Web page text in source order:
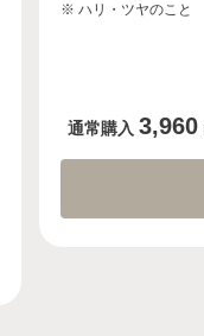
※ ハリ・ツヤのこと
通常購入 3,960